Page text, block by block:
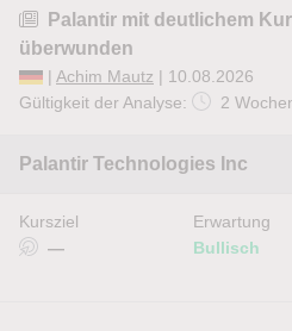
Palantir mit deutlichem
überwunden
| Achim Mautz | 10.08.2026
Gültigkeit der Analyse:
2
Palantir Technologies Inc
Kursziel
—
Erwartung
Bullisch